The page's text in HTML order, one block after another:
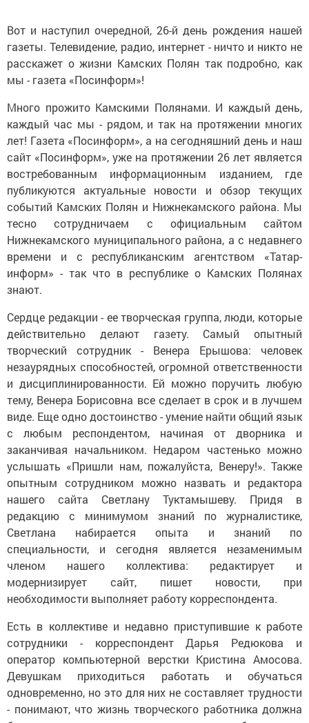
Вот и наступил очередной, 26-й день рождения нашей
газеты. Телевидение, радио, интернет - ничто и никто не
расскажет о жизни Камских Полян так подробно, как
мы - газета «Посинформ»!
Много прожито Камскими Полянами. И каждый день,
каждый час мы - рядом, и так на протяжении многих
лет! Газета «Посинформ», а на сегодняшний день и наш
сайт «Посинформ», уже на протяжении 26 лет является
востребованным информационным изданием, где
публикуются актуальные новости и обзор текущих
событий Камских Полян и Нижнекамского района. Мы
тесно сотрудничаем с официальным сайтом
Нижнекамского муниципального района, а с недавнего
времени и с республиканским агентством «Татар-
информ» - так что в республике о Камских Полянах
знают.
Сердце редакции - ее творческая группа, люди, которые
действительно делают газету. Самый опытный
творческий сотрудник - Венера Ерышова: человек
незаурядных способностей, огромной ответственности
и дисциплинированности. Ей можно поручить любую
тему, Венера Борисовна все сделает в срок и в лучшем
виде. Еще одно достоинство - умение найти общий язык
с любым респондентом, начиная от дворника и
заканчивая начальником. Недаром частенько можно
услышать «Пришли нам, пожалуйста, Венеру!». Также
опытным сотрудником можно назвать и редактора
нашего сайта Светлану Туктамышеву. Придя в
редакцию с минимумом знаний по журналистике,
Светлана набирается опыта и знаний по
специальности, и сегодня является незаменимым
членом нашего коллектива: редактирует и
модернизирует сайт, пишет новости, при
необходимости выполняет работу корреспондента.
Есть в коллективе и недавно приступившие к работе
сотрудники - корреспондент Дарья Редюкова и
оператор компьютерной верстки Кристина Амосова.
Девушкам приходиться работать и обучаться
одновременно, но это для них не составляет трудности
- понимают, что жизнь творческого работника должна